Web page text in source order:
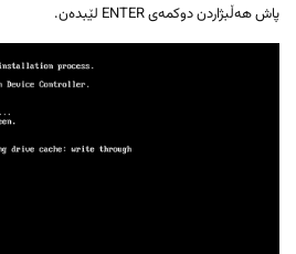
پاش هەڵبژاردن دوکمەی ENTER لێبدەن.